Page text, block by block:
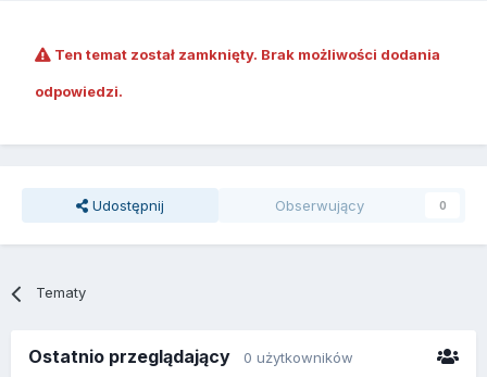
Ten temat został zamknięty. Brak możliwości dodania
odpowiedzi.
Udostępnij Obserwujący 0
Tematy
Ostatnio przeglądający 0 użytkowników